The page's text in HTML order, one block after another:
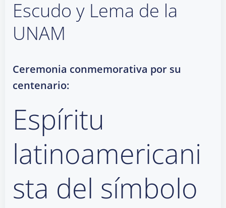
Escudo y Lema de la
UNAM
Ceremonia conmemorativa por su
centenario:
Espíritu
latinoamericani
sta del símbolo